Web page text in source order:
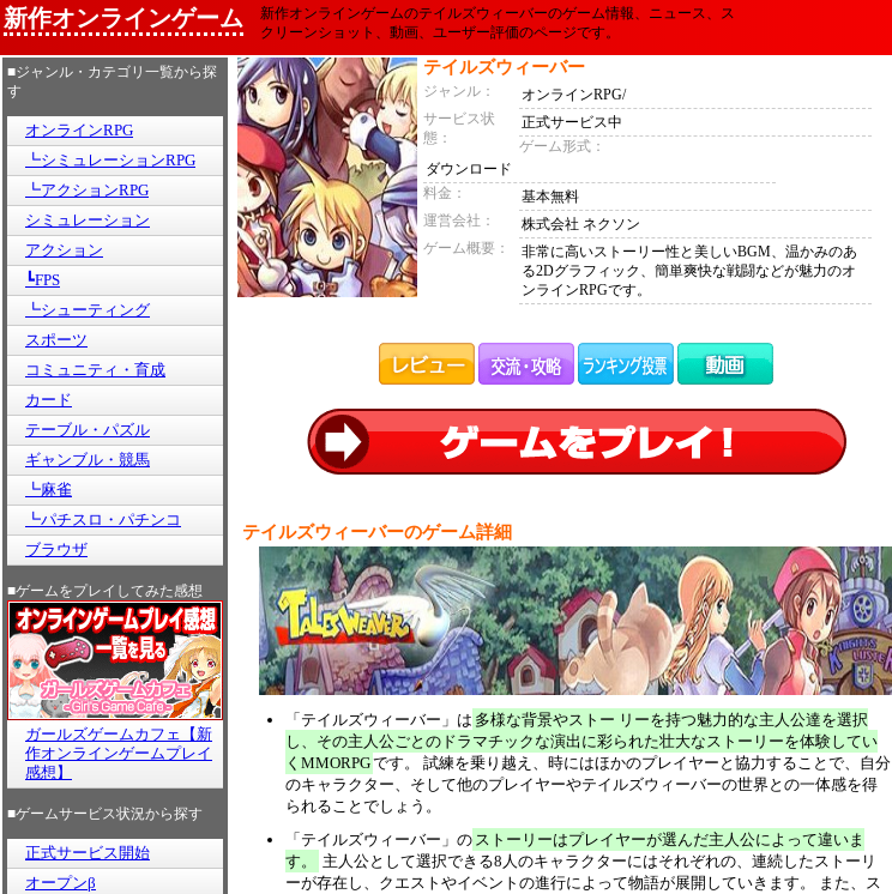
新作オンラインゲーム
新作オンラインゲームのテイルズウィーバーのゲーム情報、ニュース、ス
クリーンショット、動画、ユーザー評価のページです。
■ジャンル・カテゴリ一覧から探
す
オンラインRPG
┗シミュレーションRPG
┗アクションRPG
シミュレーション
アクション
┗FPS
┗シューティング
スポーツ
コミュニティ・育成
カード
テーブル・パズル
ギャンブル・競馬
┗麻雀
┗パチスロ・パチンコ
ブラウザ
■ゲームをプレイしてみた感想
ガールズゲームカフェ【新
作オンラインゲームプレイ
感想】
■ゲームサービス状況から探す
正式サービス開始
オープンβ
テイルズウィーバー
ジャンル：
オンラインRPG/
サービス状
態：
正式サービス中
ゲーム形式：
ダウンロード
料金：
基本無料
運営会社：
株式会社 ネクソン
ゲーム概要：
非常に高いストーリー性と美しいBGM、温かみのあ
る2Dグラフィック、簡単爽快な戦闘などが魅力のオ
ンラインRPGです。
テイルズウィーバーのゲーム詳細
「テイルズウィーバー」は 多様な背景やストー リーを持つ魅力的な主人公達を選択
し、その主人公ごとのドラマチックな演出に彩られた壮大なストーリーを体験してい
くMMORPGです。 試練を乗り越え、時にはほかのプレイヤーと協力することで、自分
のキャラクター、そして他のプレイヤーやテイルズウィーバーの世界との一体感を得
られることでしょう。
「テイルズウィーバー」の ストーリーはプレイヤーが選んだ主人公によって違いま
す。
主人公として選択できる8人のキャラクターにはそれぞれの、連続したストーリ
ーが存在し、クエストやイベントの進行によって物語が展開していきます。 また、ス